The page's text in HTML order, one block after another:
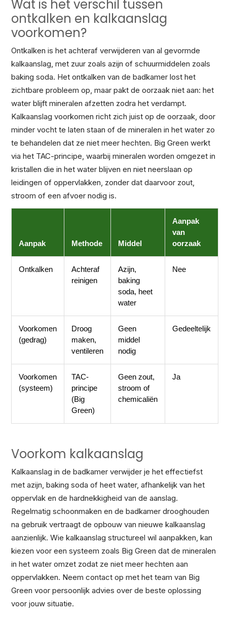
Wat is het verschil tussen
ontkalken en kalkaanslag
voorkomen?
Ontkalken is het achteraf verwijderen van al gevormde
kalkaanslag, met zuur zoals azijn of schuurmiddelen zoals
baking soda. Het ontkalken van de badkamer lost het
zichtbare probleem op, maar pakt de oorzaak niet aan: het
water blijft mineralen afzetten zodra het verdampt.
Kalkaanslag voorkomen richt zich juist op de oorzaak, door
minder vocht te laten staan of de mineralen in het water zo
te behandelen dat ze niet meer hechten. Big Green werkt
via het TAC-principe, waarbij mineralen worden omgezet in
kristallen die in het water blijven en niet neerslaan op
leidingen of oppervlakken, zonder dat daarvoor zout,
stroom of een afvoer nodig is.
Aanpak Methode Middel
Aanpak
van
oorzaak
Ontkalken
Achteraf
reinigen
Azijn,
baking
soda, heet
water
Nee
Voorkomen
(gedrag)
Droog
maken,
ventileren
Geen
middel
nodig
Gedeeltelijk
Voorkomen
(systeem)
TAC-
principe
(Big
Green)
Geen zout,
stroom of
chemicaliën
Ja
Voorkom kalkaanslag
Kalkaanslag in de badkamer verwijder je het effectiefst
met azijn, baking soda of heet water, afhankelijk van het
oppervlak en de hardnekkigheid van de aanslag.
Regelmatig schoonmaken en de badkamer drooghouden
na gebruik vertraagt de opbouw van nieuwe kalkaanslag
aanzienlijk. Wie kalkaanslag structureel wil aanpakken, kan
kiezen voor een systeem zoals Big Green dat de mineralen
in het water omzet zodat ze niet meer hechten aan
oppervlakken. Neem contact op met het team van Big
Green voor persoonlijk advies over de beste oplossing
voor jouw situatie.